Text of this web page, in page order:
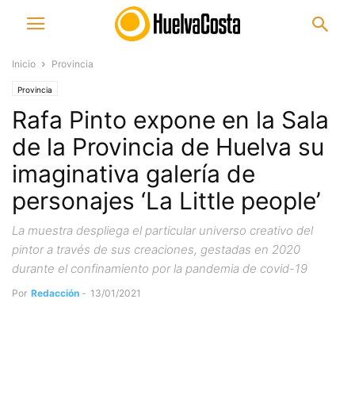
Inicio Provincia
Provincia
Rafa Pinto expone en la Sala
de la Provincia de Huelva su
imaginativa galería de
personajes ‘La Little people’
La muestra despliega el particular universo creativo del
pintor a través de sus creaciones, gestadas en 2020
durante el confinamiento por la pandemia de covid-19
Por Redacción - 13/01/2021